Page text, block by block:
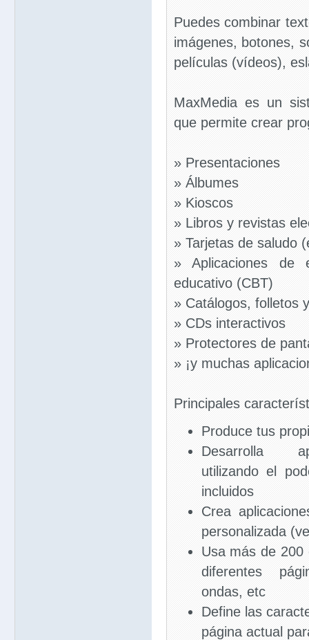
Puedes combinar
imágenes, botones,
películas (vídeos),
MaxMedia es un
que permite crear
» Presentaciones
» Álbumes
» Kioscos
» Libros y revistas
» Tarjetas de saludo
» Aplicaciones de
educativo (CBT)
» Catálogos, folletos
» CDs interactivos
» Protectores de
» ¡y muchas
Principales
Produce tus
Desarrolla
utilizando el
incluidos
Crea
personalizada
Usa más de
diferentes
ondas, etc
Define las
página actual